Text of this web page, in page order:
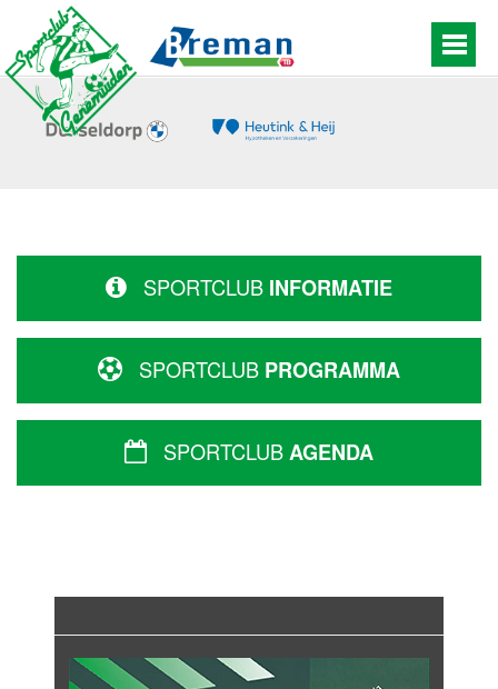
SPORTCLUB INFORMATIE
SPORTCLUB PROGRAMMA
SPORTCLUBAGENDA